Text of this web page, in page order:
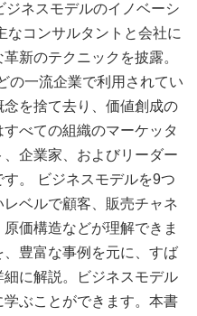
ネスモデルのイノベーシ
なコンサルタントと会社に
新のテクニックを披露。
の一流企業で利用されてい
を捨て去り、価値創成の
べての組織のマーケッタ
企業家、およびリーダー
。 ビジネスモデルを9つ
ベルで顧客、販売チャネ
価構造などが理解できま
豊富な事例を元に、すば
に解説。ビジネスモデル
ぶことができます。本書